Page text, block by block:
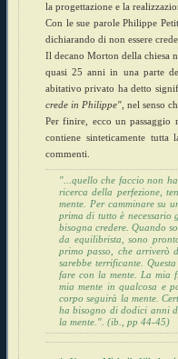
la progettazione e la
Con le sue parole Philippe
dichiarando di non essere
Il decano Morton della chiesa
quasi 25 anni in una parte
abitativo privato ha detto
crede in Philippe" , nel senso
Per finire, ecco un passaggio
contiene sinteticamente
commenti.
"...quello che faccio non
ricerca della perfezione,
mente. Per camminare su
prima di tutto è necessario
bisogna credere. Quando
da equilibrista, sono
primo passo, che arriverò
sarebbe terrificante.
fare con la mente. La mia
mia mente in qualcosa e
corpo seguirà la mente.
ha bisogno di dodici anni
la mente.". (ib., pp 44-45)